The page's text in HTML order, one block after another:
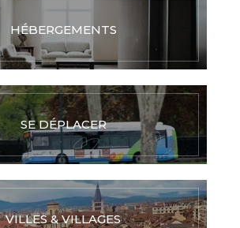
HÉBERGEMENTS
SE DÉPLACER
VILLES & VILLAGES